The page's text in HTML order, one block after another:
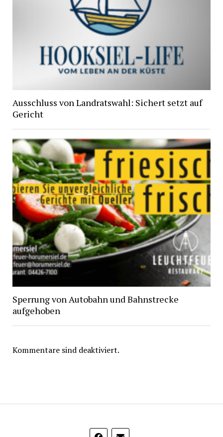
Ausschluss von Landratswahl: Sichert setzt auf
Gericht
Sperrung von Autobahn und Bahnstrecke
aufgehoben
Kommentare sind deaktiviert.